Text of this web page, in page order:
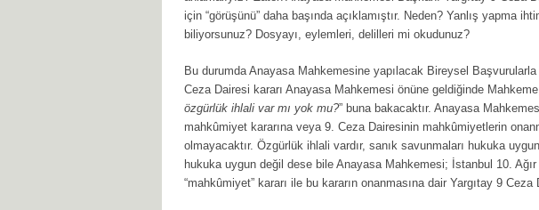
için “görüşünü” daha başında açıklamıştır. Neden? Yanlış yapma
biliyorsunuz? Dosyayı, eylemleri, delilleri mi okudunuz?
Bu durumda Anayasa Mahkemesine yapılacak Bireysel
Ceza Dairesi kararı Anayasa Mahkemesi önüne geldiğinde
özgürlük ihlali var mı yok mu?” buna bakacaktır. Anayasa
mahkûmiyet kararına veya 9. Ceza Dairesinin mahkûmiyetlerin
olmayacaktır. Özgürlük ihlali vardır, sanık savunmaları hukuka
hukuka uygun değil dese bile Anayasa Mahkemesi; İstanbul 10. Ağır
“mahkûmiyet” kararı ile bu kararın onanmasına dair Yargıtay 9